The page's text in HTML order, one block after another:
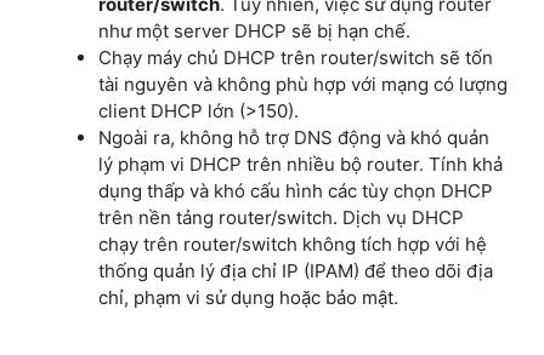
như một server DHCP sẽ bị hạn chế.
Chạy máy chủ DHCP trên router/switch sẽ tốn
tài nguyên và không phù hợp với mạng có lượng
client DHCP lớn (>150).
Ngoài ra, không hỗ trợ DNS động và khó quản
lý phạm vi DHCP trên nhiều bộ router. Tính khả
dụng thấp và khó cấu hình các tùy chọn DHCP
trên nền tảng router/switch. Dịch vụ DHCP
chạy trên router/switch không tích hợp với hệ
thống quản lý địa chỉ IP (IPAM) để theo dõi địa
chỉ, phạm vi sử dụng hoặc bảo mật.